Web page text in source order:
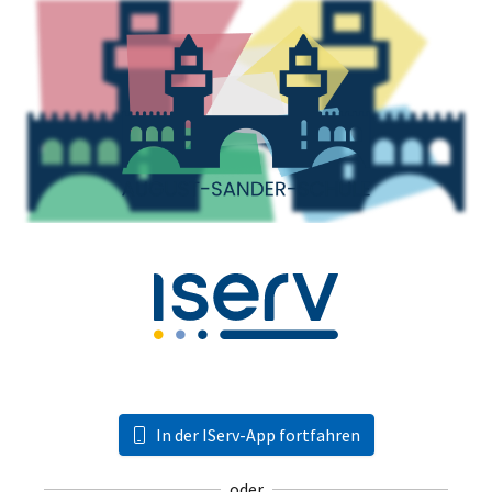
In der IServ-App fortfahren